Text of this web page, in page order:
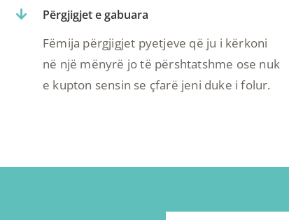
Përgjigjet e gabuara
Fëmija përgjigjet pyetjeve që ju i kërkoni
në një mënyrë jo të përshtatshme ose nuk
e kupton sensin se çfarë jeni duke i folur.